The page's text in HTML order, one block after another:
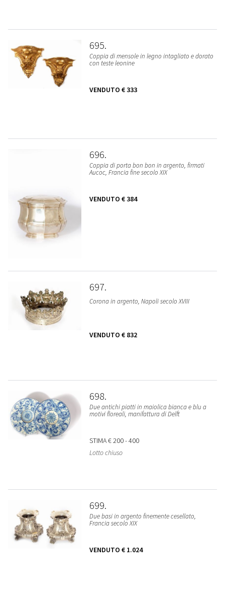
695
Coppia di mensole in legno intagliato e dorato
con teste leonine
VENDUTO € 333
696
Coppia di porta bon bon in argento, firmati
Aucoc, Francia fine secolo XIX
VENDUTO € 384
697
Corona in argento, Napoli secolo XVIII
VENDUTO € 832
698
Due antichi piatti in maiolica bianca e blu a
motivi floreali, manifattura di Delft
STIMA€ 200 - 400
Lotto chiuso
699
Due basi in argento finemente cesellato,
Francia secolo XIX
VENDUTO € 1.024